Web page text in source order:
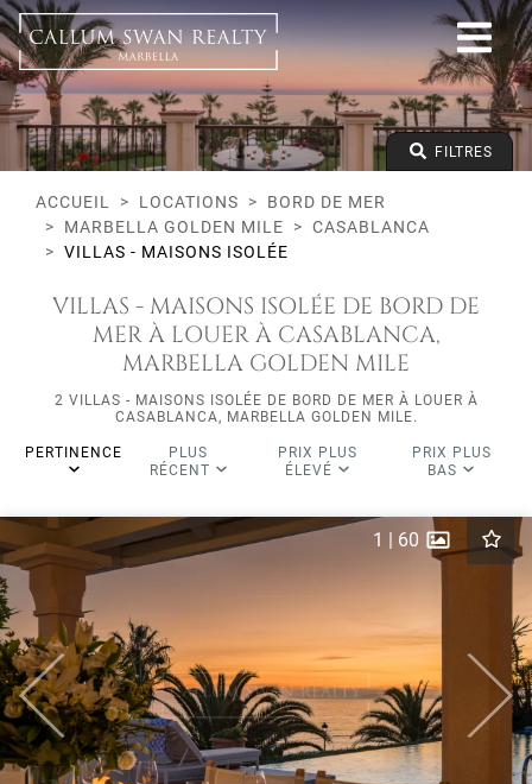
Bord de mer
Marbella Golden Mile
Casablanca
Villas - Maisons Isolée
Prix à partir de
Prix jusqu'à
Lits minimums FILTRES
ACCUEIL LOCATIONS
BORD DE MER
MARBELLA GOLDEN MILE
CASABLANCA
VILLAS - MAISONS ISOLÉE
VILLAS - MAISONS ISOLÉE DE BORD DE
MER À LOUER À CASABLANCA,
MARBELLA GOLDEN MILE
2 VILLAS - MAISONS ISOLÉE DE BORD DE MER À LOUER À
CASABLANCA, MARBELLA GOLDEN MILE.
PERTINENCE
PLUS
RÉCENT
PRIX PLUS
ÉLEVÉ
PRIX PLUS
BAS
Previous Next
1 | 60